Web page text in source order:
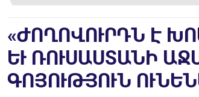
«ԺՈՂՈՎՈՒՐԴՆ Է
ԵՒ ՌՈՒՍԱՍՏԱՆԻ
ՈՅՈՒԹՅՈՒՆ